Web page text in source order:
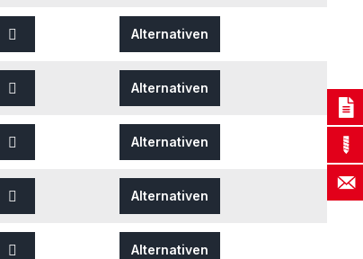
Alternativen
Alternativen
Alternativen
Alternativen
Alternativen